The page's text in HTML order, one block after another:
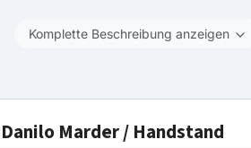
Komplette Beschreibung anzeigen
Marder / Handstand